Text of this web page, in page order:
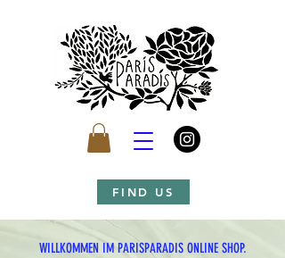
FIND US
WILLKOMMEN IM PARISPARADIS ONLINE SHOP.